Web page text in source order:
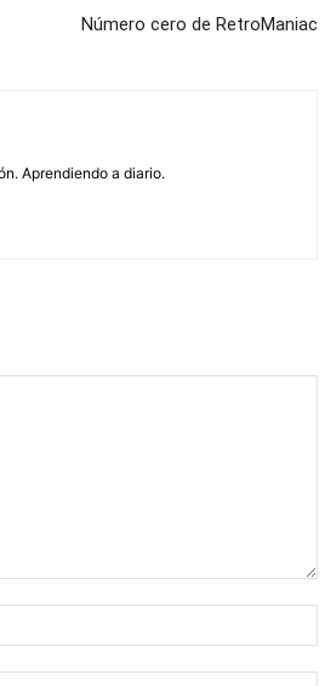
Número cero de RetroManiac
Aprendiendo a diario.